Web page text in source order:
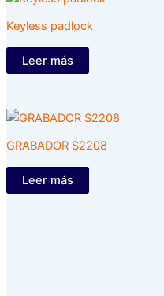
Keyless padlock
Leer más
GRABADOR S2208
Leer más